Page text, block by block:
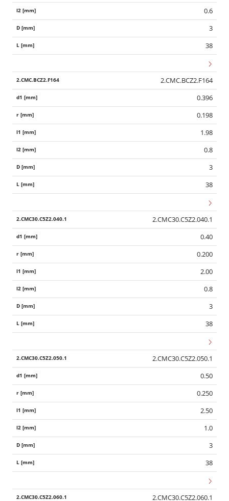
0.6
3
38
2.CMC.BCZ2.F164
0.396
0.198
1.98
0.8
3
38
2.CMC30.C5Z2.040.1
0.40
0.200
2.00
0.8
3
38
2.CMC30.C5Z2.050.1
0.50
0.250
2.50
1.0
3
38
2.CMC30.C5Z2.060.1